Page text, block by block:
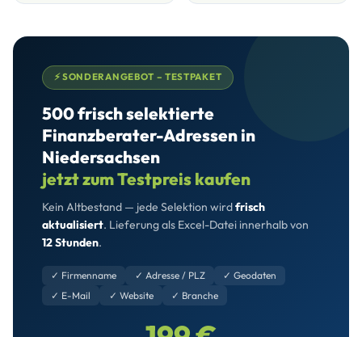
⚡ SONDERANGEBOT – TESTPAKET
500 frisch selektierte
Finanzberater-Adressen in
Niedersachsen
jetzt zum Testpreis kaufen
Kein Altbestand — jede Selektion wirdfrisch
aktualisiert. Lieferung als Excel-Datei innerhalb von
12 Stunden.
✓ Firmenname ✓ Adresse / PLZ
✓ Geodaten
✓ E-Mail
✓ Website ✓ Branche